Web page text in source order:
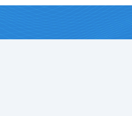
适合涉棉企业的融资方式。目前已拥
结合的多种融资渠道和融资方式，
降低了企业融资成本，提高了业务
2026-08-06